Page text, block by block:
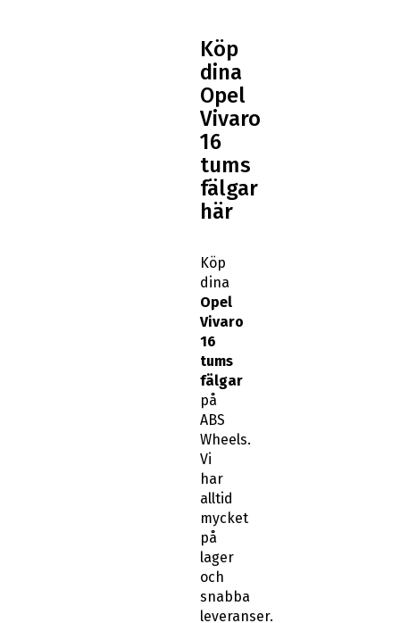
Köp
dina
Opel
Vivaro
16
tums
fälgar
här
Köp
dina
Opel
Vivaro
16
tums
fälgar
på
ABS
Wheels.
Vi
har
alltid
mycket
på
lager
och
snabba
leveranser.